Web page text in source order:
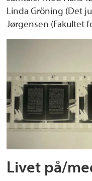
Linda Gröning (Det
Jørgensen (Fakultet
Livet på/